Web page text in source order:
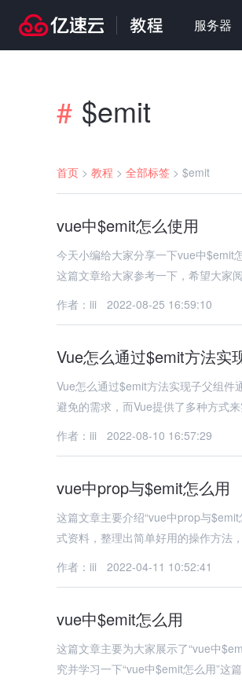
服务器
# $emit
首页 > 教程 > 全部标签 > $emit
vue中$emit怎么使用
今天小编给大家分享一下vue中$emit
这篇文章给大家参考一下，希望大家
作者：iii
2022-08-25 16:59:10
Vue怎么通过$emit方法实
Vue怎么通过$emit方法实现子父组件通信 在Vue.js中，组件化开发是构建复杂应用的核心思想之一。组件之间的通信是开
避免的需求，而Vue提供了多种方式
作者：iii
2022-08-10 16:57:29
vue中prop与$emit怎么用
这篇文章主要介绍“vue中prop与
式资料，整理出简单好用的操作方法
作者：iii
2022-04-11 10:52:41
vue中$emit怎么用
这篇文章主要为大家展示了“vue中
究并学习一下“vue中$emit怎么用”这篇